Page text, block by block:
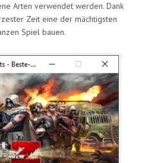
Arten verwendet werden. Dank
Zeit eine der mächtigsten
Spiel bauen.